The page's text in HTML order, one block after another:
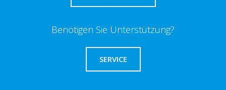
Benötigen Sie Unterstützung?
SERVICE